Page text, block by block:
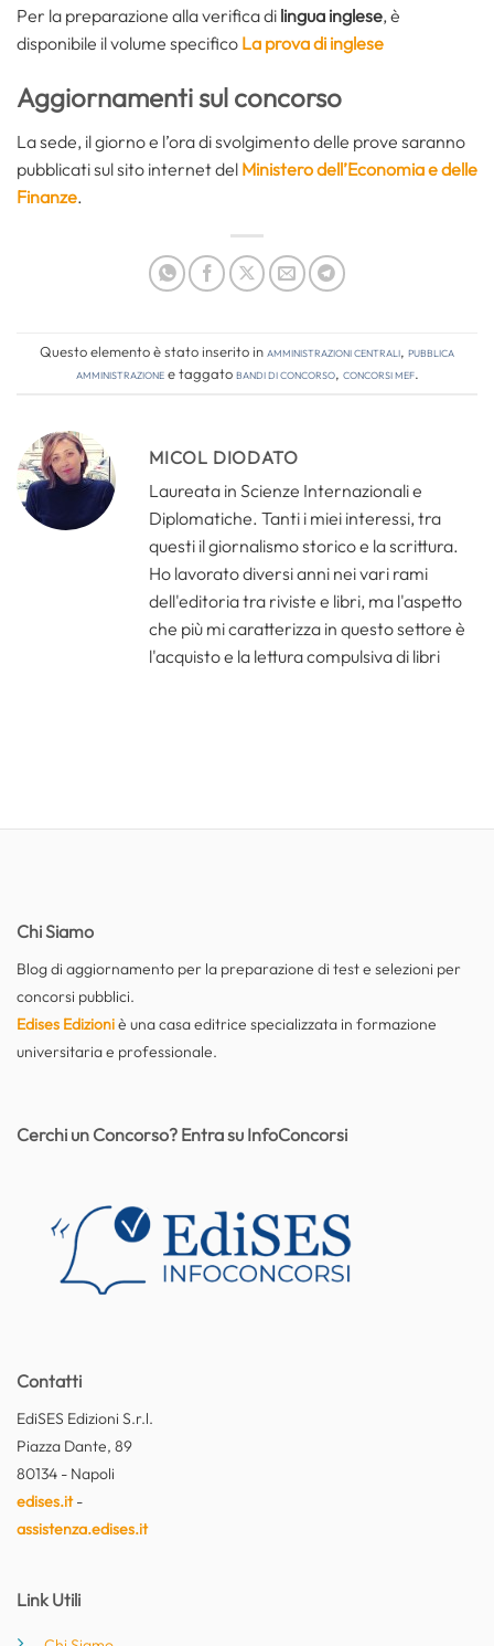
Per la preparazione alla verifica di lingua inglese, è
disponibile il volume specifico La prova di inglese
Aggiornamenti sul concorso
La sede, il giorno e l’ora di svolgimento delle prove saranno
pubblicati sul sito internet del Ministero dell’Economia e delle
Finanze.
Questo elemento è stato inserito inAmministrazioni Centrali, Pubblica
amministrazionee taggatobandi di concorso, concorsi mef.
MICOL DIODATO
Laureata in Scienze Internazionali e
Diplomatiche. Tanti i miei interessi, tra
questi il giornalismo storico e la scrittura.
Ho lavorato diversi anni nei vari rami
dell'editoria tra riviste e libri, ma l'aspetto
che più mi caratterizza in questo settore è
l'acquisto e la lettura compulsiva di libri
Chi Siamo
Blog di aggiornamento per la preparazione di test e selezioni per
concorsi pubblici.
Edises Edizioniè una casa editrice specializzata in formazione
universitaria e professionale.
Contatti
EdiSES Edizioni S.r.l.
Piazza Dante, 89
80134 - Napoli
edises.it-
assistenza.edises.it
Link Utili
Cerchi un Concorso? Entra su InfoConcorsi